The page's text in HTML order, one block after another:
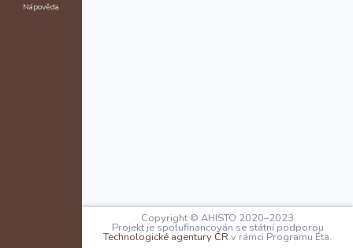
Nápověda
Copyright © AHISTO 2020–2023
Projekt je spolufinancován se státní podporou
Technologické agentury ČR v rámci Programu Éta.